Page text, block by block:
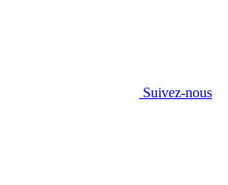
Suivez-nous